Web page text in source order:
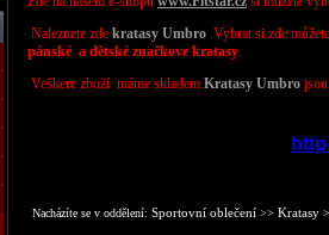
Naleznete zde kratasy Umbro .Vybrat si zde
pánské a dětské značkove kratasy.
Veškere zboží máme skladem.Kratasy Umbro
Nacházíte se v oddělení: Sportovní oblečení >> Kratasy